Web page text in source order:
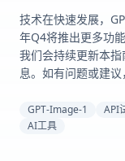
技术在快速发展，
年Q4将推出更多功
我们会持续更新本
息。如有问题或建
GPT-Image-1 API
AI工具